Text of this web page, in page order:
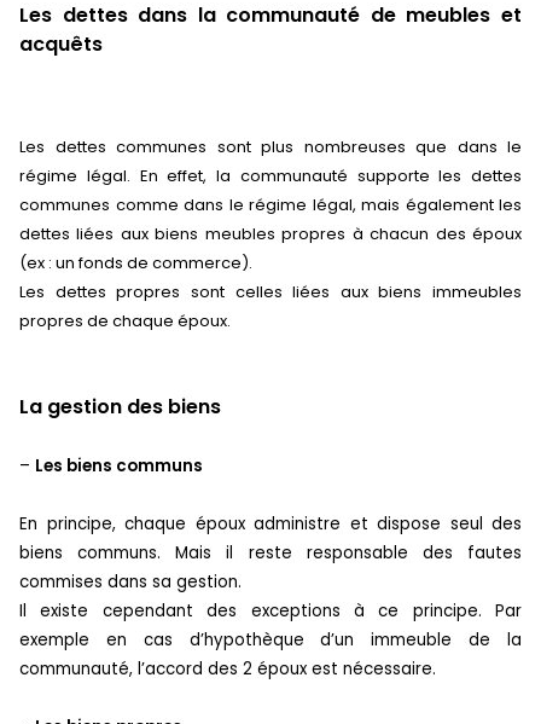
Les dettes dans la communauté de meubles et
acquêts
Les dettes communes sont plus nombreuses que dans le
régime légal. En effet, la communauté supporte les dettes
communes comme dans le régime légal, mais également les
dettes liées aux biens meubles propres à chacun des époux
(ex : un fonds de commerce).
Les dettes propres sont celles liées aux biens immeubles
propres de chaque époux.
La gestion des biens
– Les biens communs
En principe, chaque époux administre et dispose seul des
biens communs. Mais il reste responsable des fautes
commises dans sa gestion.
Il existe cependant des exceptions à ce principe. Par
exemple en cas d’hypothèque d’un immeuble de la
communauté, l’accord des 2 époux est nécessaire.